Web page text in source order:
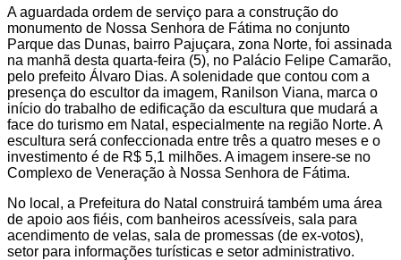
A aguardada ordem de serviço para a construção do
monumento de Nossa Senhora de Fátima no conjunto
Parque das Dunas, bairro Pajuçara, zona Norte, foi assinada
na manhã desta quarta-feira (5), no Palácio Felipe Camarão,
pelo prefeito Álvaro Dias. A solenidade que contou com a
presença do escultor da imagem, Ranilson Viana, marca o
início do trabalho de edificação da escultura que mudará a
face do turismo em Natal, especialmente na região Norte. A
escultura será confeccionada entre três a quatro meses e o
investimento é de R$ 5,1 milhões. A imagem insere-se no
Complexo de Veneração à Nossa Senhora de Fátima.
No local, a Prefeitura do Natal construirá também uma área
de apoio aos fiéis, com banheiros acessíveis, sala para
acendimento de velas, sala de promessas (de ex-votos),
setor para informações turísticas e setor administrativo.